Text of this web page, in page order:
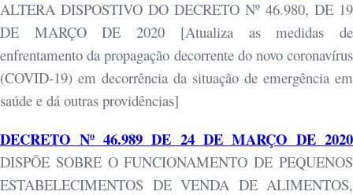
ALTERA DISPOSTIVO DO DECRETO Nº 46.980, DE 19
DE MARÇO DE 2020 [Atualiza as medidas de
enfrentamento da propagação decorrente do novo coronavírus
(COVID-19) em decorrência da situação de emergência em
saúde e dá outras providências]
DECRETO Nº 46.989 DE 24 DE MARÇO DE 2020
DISPÕE SOBRE O FUNCIONAMENTO DE PEQUENOS
ESTABELECIMENTOS DE VENDA DE ALIMENTOS,